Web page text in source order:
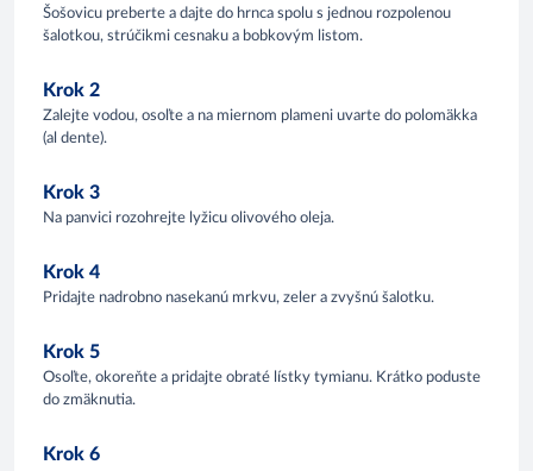
Šošovicu preberte a dajte do hrnca spolu s jednou rozpolenou
šalotkou, strúčikmi cesnaku a bobkovým listom.
Krok 2
Zalejte vodou, osoľte a na miernom plameni uvarte do polomäkka
(al dente).
Krok 3
Na panvici rozohrejte lyžicu olivového oleja.
Krok 4
Pridajte nadrobno nasekanú mrkvu, zeler a zvyšnú šalotku.
Krok 5
Osoľte, okoreňte a pridajte obraté lístky tymianu. Krátko poduste
do zmäknutia.
Krok 6